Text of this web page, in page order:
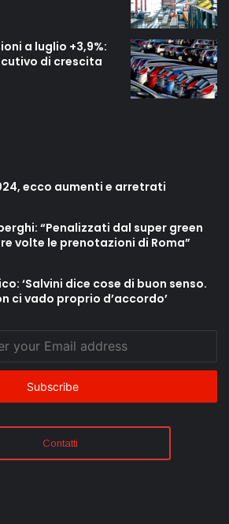
a luglio +3,9%:
di crescita
ecco aumenti e arretrati
“Penalizzati dal super green
volte le prenotazioni di Roma”
‘Salvini dice cose di buon senso.
ci vado proprio d’accordo’
Contatti